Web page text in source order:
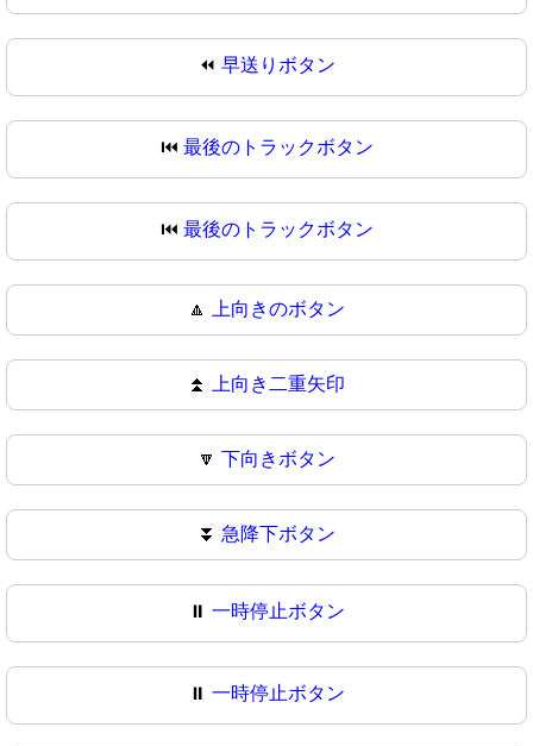
⏪ 早送りボタン
⏮️ 最後のトラックボタン
⏮ 最後のトラックボタン
🔼 上向きのボタン
⏫ 上向き二重矢印
🔽 下向きボタン
⏬ 急降下ボタン
⏸️ 一時停止ボタン
⏸ 一時停止ボタン